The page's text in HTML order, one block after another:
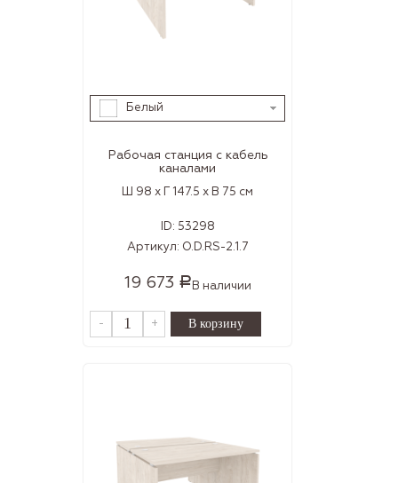
Белый
Рабочая станция с кабель
каналами
Ш 98 x Г 147.5 x В 75 см
ID: 53298
Артикул: O.D.RS-2.1.7
19 673 Р В наличии
- +